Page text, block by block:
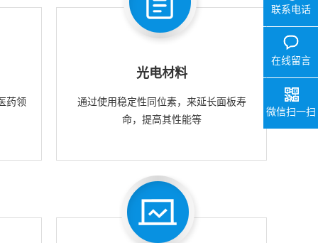
药领
光电材料
通过使用稳定性同位素，来延长面板寿
命，提高其性能等
联系电话
在线留言
微信扫一扫